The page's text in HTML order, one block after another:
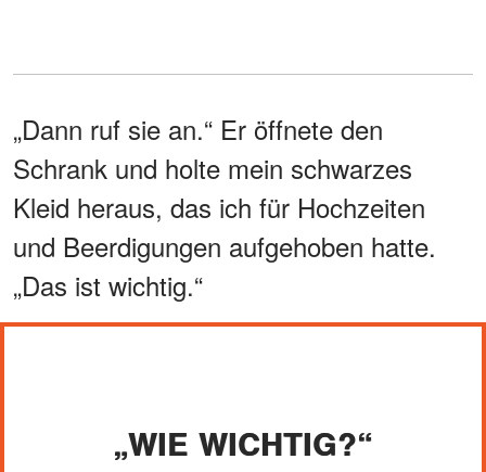
„Dann ruf sie an.“ Er öffnete den
Schrank und holte mein schwarzes
Kleid heraus, das ich für Hochzeiten
und Beerdigungen aufgehoben hatte.
„Das ist wichtig.“
„WIE WICHTIG?“